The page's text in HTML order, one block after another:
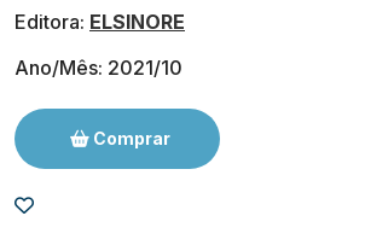
Editora: ELSINORE
Ano/Mês: 2021/10
Comprar